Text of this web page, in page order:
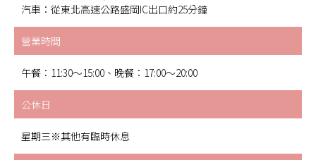
汽車：從東北高速公路盛岡IC出口約25分鐘
營業時間
午餐：11:30～15:00、晚餐：17:00～20:00
公休日
星期三※其他有臨時休息